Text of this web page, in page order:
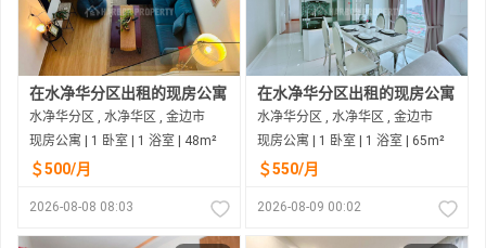
在水净华分区出租的现房公寓
水净华分区 , 水净华区 , 金边市
现房公寓 | 1 卧室 | 1 浴室 | 48m²
＄500/月
2026-08-08 08:03
在水净华分区出租的现房公寓
水净华分区 , 水净华区 , 金边市
现房公寓 | 1 卧室 | 1 浴室 | 65m²
＄550/月
2026-08-09 00:02